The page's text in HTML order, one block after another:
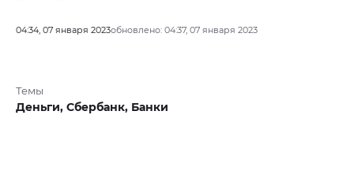
04:34, 07 января 2023обновлено: 04:37, 07 января 2023
Темы
Деньги, Сбербанк, Банки